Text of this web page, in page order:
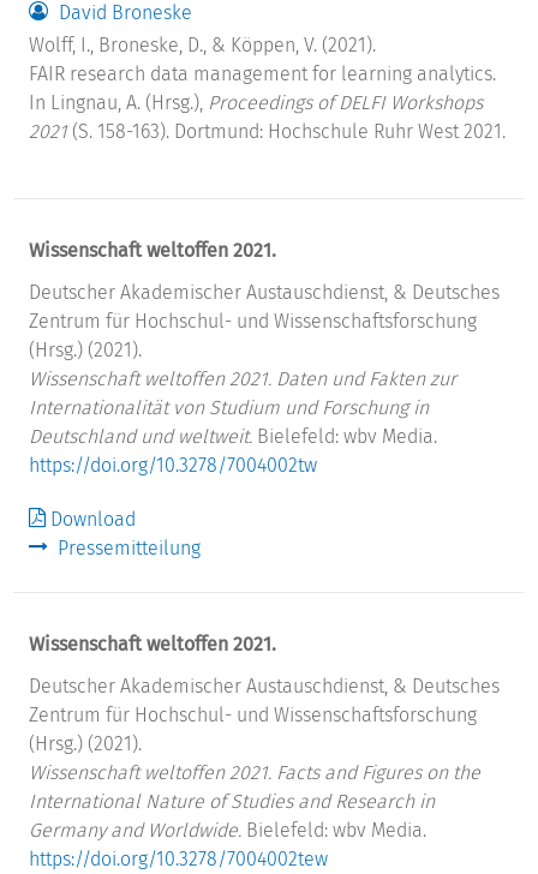
David Broneske
Wolff, I., Broneske, D., & Köppen, V. (2021).
FAIR research data management for learning analytics.
In Lingnau, A. (Hrsg.), Proceedings of DELFI Workshops
2021(S. 158-163). Dortmund: Hochschule Ruhr West 2021.
Wissenschaft weltoffen 2021.
Deutscher Akademischer Austauschdienst, & Deutsches
Zentrum für Hochschul- und Wissenschaftsforschung
(Hrsg.) (2021).
Wissenschaft weltoffen 2021. Daten und Fakten zur
Internationalität von Studium und Forschung in
Deutschland und weltweit. Bielefeld: wbv Media.
https://doi.org/10.3278/7004002tw
Download
Pressemitteilung
Wissenschaft weltoffen 2021.
Deutscher Akademischer Austauschdienst, & Deutsches
Zentrum für Hochschul- und Wissenschaftsforschung
(Hrsg.) (2021).
Wissenschaft weltoffen 2021. Facts and Figures on the
International Nature of Studies and Research in
Germany and Worldwide. Bielefeld: wbv Media.
https://doi.org/10.3278/7004002tew